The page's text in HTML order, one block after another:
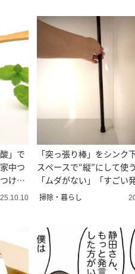
」で
中つ
けま
「突っ張り棒」をシンク
スペースで“縦”にして使
「ムダがない」「すごい
掃除・暮らし